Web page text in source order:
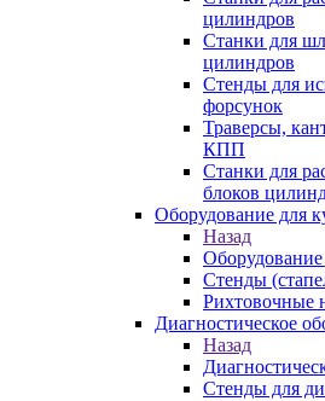
цилиндров
Станки для
цилиндров
Стенды для
форсунок
Траверсы,
КПП
Станки для
блоков
Оборудование для
Назад
Оборудование
Стенды
Рихтовочные
Диагностическое
Назад
Стенды для